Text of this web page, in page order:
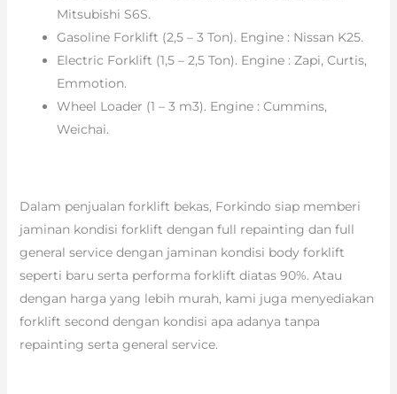
Mitsubishi S6S.
Gasoline Forklift (2,5 – 3 Ton). Engine : Nissan K25.
Electric Forklift (1,5 – 2,5 Ton). Engine : Zapi, Curtis,
Emmotion.
Wheel Loader (1 – 3 m3). Engine : Cummins,
Weichai.
Dalam penjualan forklift bekas, Forkindo siap memberi
jaminan kondisi forklift dengan full repainting dan full
general service dengan jaminan kondisi body forklift
seperti baru serta performa forklift diatas 90%. Atau
dengan harga yang lebih murah, kami juga menyediakan
forklift second dengan kondisi apa adanya tanpa
repainting serta general service.